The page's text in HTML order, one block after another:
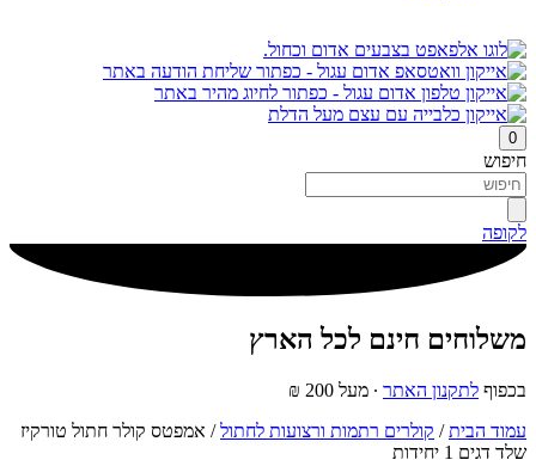
0
חיפוש
לקופה
משלוחים חינם לכל הארץ
בכפוף לתקנון האתר ∙ מעל 200 ₪
עמוד הבית/ קולרים רתמות ורצועות לחתול/ אמפטס קולר חתול טורקיז
שלד דגים 1 יחידות